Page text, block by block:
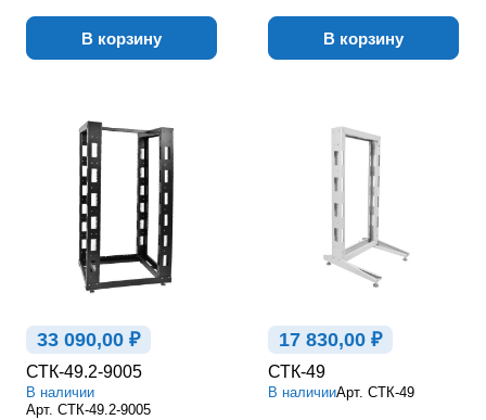
В корзину В корзину
33 090,00 ₽
СТК-49.2-9005
В наличии
Арт. СТК-49.2-9005
17 830,00 ₽
СТК-49
В наличииАрт. СТК-49